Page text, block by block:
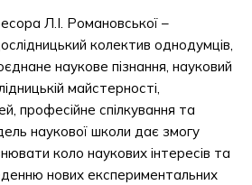
Л.І. Романовської –
колектив однодумців,
наукове пізнання, науковий
майстерності,
професійне спілкування та
наукової школи дає змогу
коло наукових інтересів та
нових експериментальних